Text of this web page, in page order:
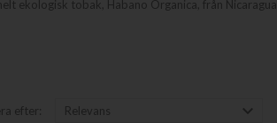
ekologisk tobak, Habano Organica, från Nicaragua.
efter: Relevans 